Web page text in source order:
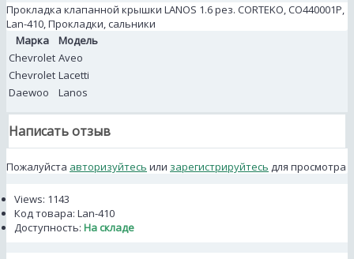
Прокладка клапанной крышки LANOS 1.6 рез. CORTEKO, CO440001P,
Lan-410, Прокладки, сальники
Марка
Модель
Chevrolet Aveo
Chevrolet Lacetti
Daewoo
Lanos
Написать отзыв
Пожалуйста авторизуйтесь или зарегистрируйтесь для просмотра
Views: 1143
Код товара: Lan-410
Доступность: На складе